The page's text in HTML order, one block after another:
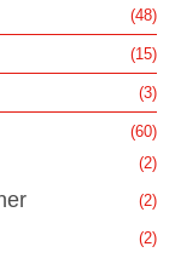
(48)
(15)
(3)
(60)
(2)
(2)
(2)